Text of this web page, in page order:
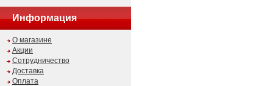
Информация
О магазине
Акции
Сотрудничество
Доставка
Оплата